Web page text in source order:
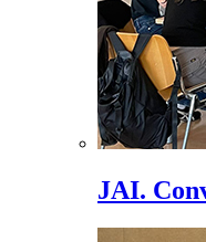
JAI.